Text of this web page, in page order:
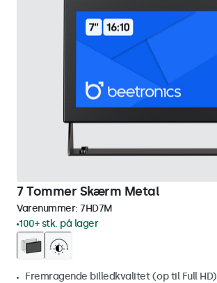
7 Tommer Skærm Metal
Varenummer: 7HD7M
100+ stk. på lager
Fremragende billedkvalitet (op til Full HD)